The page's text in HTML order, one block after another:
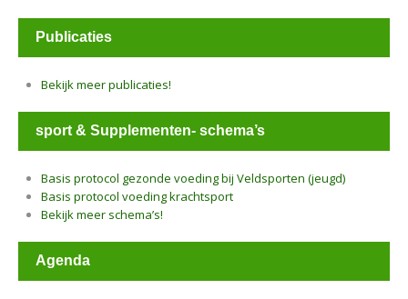
Publicaties
Bekijk meer publicaties!
sport & Supplementen- schema’s
Basis protocol gezonde voeding bij Veldsporten (jeugd)
Basis protocol voeding krachtsport
Bekijk meer schema’s!
Agenda